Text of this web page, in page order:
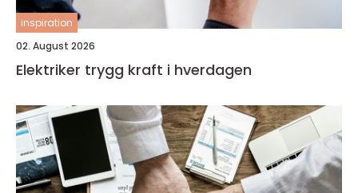
inspiration
02. August 2026
Elektriker trygg kraft i hverdagen